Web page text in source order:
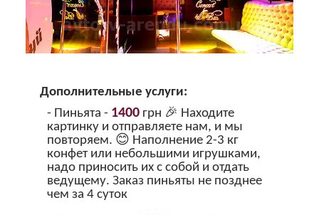
Дополнительные услуги:
- Пиньята - 1400 грн 🎉 Находите
картинку и отправляете нам, и мы
повторяем. 😊 Наполнение 2-3 кг
конфет или небольшими игрушками,
надо приносить их с собой и отдать
ведущему. Заказ пиньяты не позднее
чем за 4 суток